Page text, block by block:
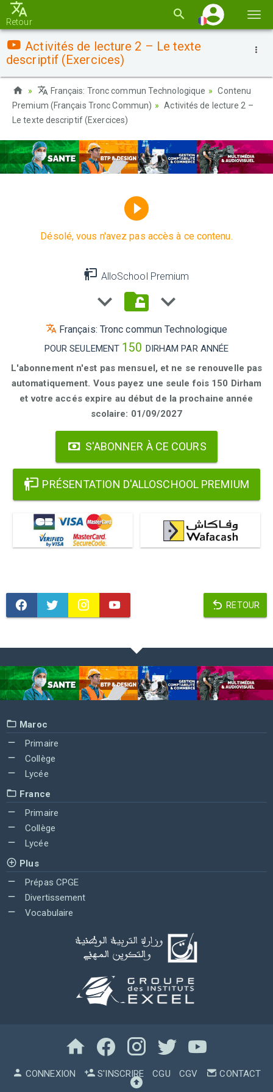
la
Retour
Activités de lecture 2 – Le texte
descriptif (Exercices)
Français: Tronc commun Technologique
Contenu
Premium (Français Tronc Commun)
Activités de lecture 2 –
Le texte descriptif (Exercices)
Désolé, vous n'avez pas accès à ce contenu.
AlloSchool Premium
Français: Tronc commun Technologique
POUR SEULEMENT 150 DIRHAM PAR ANNÉE
L'abonnement n'est pas mensuel, et ne se renouvelle pas
automatiquement. Vous payez une seule fois 150 Dirham
et votre accés expire au début de la prochaine année
scolaire: 01/09/2027
S'ABONNER À CE COURS
PRÉSENTATION D'ALLOSCHOOL PREMIUM
RETOUR
Maroc
Primaire
Collège
Lycée
France
Primaire
Collège
Lycée
Plus
Prépas CPGE
Divertissement
Vocabulaire
CONNEXION S'INSCRIRE CGU CGV CONTACT